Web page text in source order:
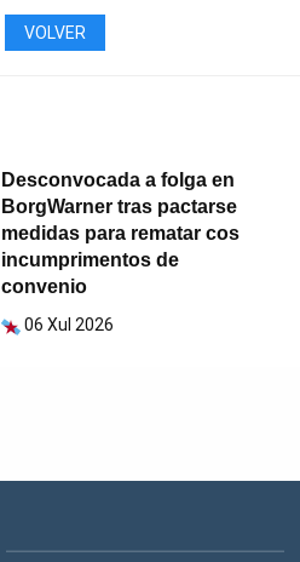
VOLVER
Desconvocada a folga en
BorgWarner tras pactarse
medidas para rematar cos
incumprimentos de
convenio
06 Xul 2026